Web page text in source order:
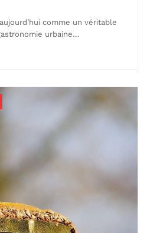
comme un véritable
urbaine…